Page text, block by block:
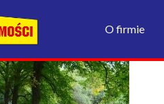
O firmie